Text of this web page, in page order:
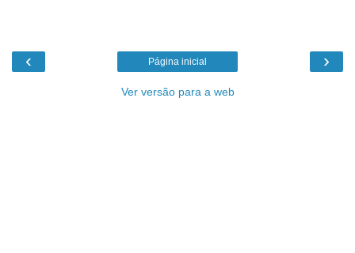
‹ ›
Página inicial
Ver versão para a web